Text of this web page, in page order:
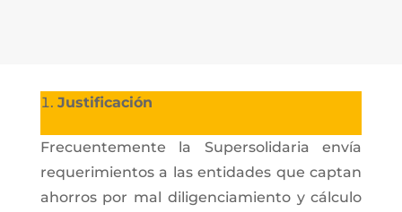
Justificación
Frecuentemente la Supersolidaria envía
requerimientos a las entidades que captan
ahorros por mal diligenciamiento y cálculo